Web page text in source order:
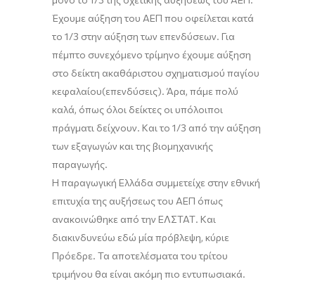
Έχουμε αύξηση του ΑΕΠ που οφείλεται κατά
το 1/3 στην αύξηση των επενδύσεων. Για
πέμπτο συνεχόμενο τρίμηνο έχουμε αύξηση
στο δείκτη ακαθάριστου σχηματισμού παγίου
κεφαλαίου(επενδύσεις). Άρα, πάμε πολύ
καλά, όπως όλοι δείκτες οι υπόλοιποι
πράγματι δείχνουν. Και το 1/3 από την αύξηση
των εξαγωγών και της βιομηχανικής
παραγωγής.
Η παραγωγική Ελλάδα συμμετείχε στην εθνική
επιτυχία της αυξήσεως του ΑΕΠ όπως
ανακοινώθηκε από την ΕΛΣΤΑΤ. Και
διακινδυνεύω εδώ μία πρόβλεψη, κύριε
Πρόεδρε. Τα αποτελέσματα του τρίτου
τριμήνου θα είναι ακόμη πιο εντυπωσιακά.